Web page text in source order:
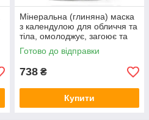
Мінеральна (глиняна) маска
з календулою для обличчя та
тіла, омолоджує, загоює та
очищує шкіру, 1 кг
Готово до відправки
738 ₴
Купити